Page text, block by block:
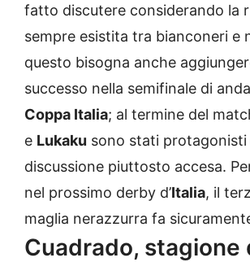
fatto discutere considerando la
sempre esistita tra bianconeri e
questo bisogna anche
successo nella semifinale di
Coppa Italia; al termine del
e Lukaku sono stati protagonisti
discussione piuttosto accesa.
nel prossimo derby d’Italia, il
maglia nerazzurra fa
Cuadrado,